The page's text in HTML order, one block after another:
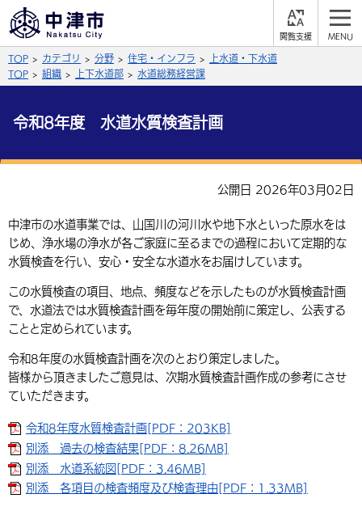
覧
支
やさしい日本語
ふりがなをつける
よみあげる
背景色
文字の大きさ
拡大 標準 縮小
英語（English） 中国語（簡体字）
中国語（繁体字）
サイト内検索
くらしの情報
福祉・介護 健康・予防
環境・衛生 生涯学習・スポーツ・人権
入札・契約 産業・雇用
都市整備
子育て・教育
手当・助成 健康・医療
観光・移住
観光なび スポットを探す
買う・おみやげ 四季のイベント・祭り
移住・定住
市政情報
中津市について 市役所の紹介
地方創生・地域活性化 広報・広聴
行政・計画
TOP カテゴリ 分野 住宅・インフラ
上水道・下水道
TOP
組織 上下水道部 水道総務経営課
令和8年度 水道水質検査計画
公開日 2026年03月02日
中津市の水道事業では、山国川の河川水や地下水といった原水をは
じめ、浄水場の浄水が各ご家庭に至るまでの過程において定期的な
水質検査を行い、安心・安全な水道水をお届けしています。
この水質検査の項目、地点、頻度などを示したものが水質検査計画
で、水道法では水質検査計画を毎年度の開始前に策定し、公表する
ことと定められています。
令和8年度の水質検査計画を次のとおり策定しました。
皆様から頂きましたご意見は、次期水質検査計画作成の参考にさせ
ていただきます。
令和8年度水質検査計画[PDF：203KB]
別添 過去の検査結果[PDF：8.26MB]
別添 水道系統図[PDF：3.46MB]
別添 各項目の検査頻度及び検査理由[PDF：1.33MB]